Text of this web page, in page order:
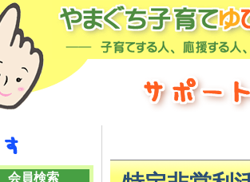
会員検索